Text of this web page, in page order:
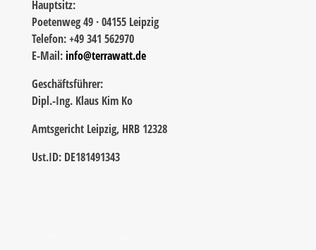
Hauptsitz:
Poetenweg 49 · 04155 Leipzig
Telefon: +49 341 562970
E-Mail:info@terrawatt.de
Geschäftsführer:
Dipl.-Ing. Klaus Kim Ko
Amtsgericht Leipzig, HRB 12328
Ust.ID: DE181491343